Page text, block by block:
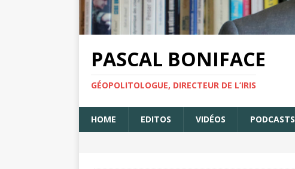
PASCAL BONIFACE
GÉOPOLITOLOGUE, DIRECTEUR DE L’IRIS
HOME EDITOS VIDÉOS PODCASTS